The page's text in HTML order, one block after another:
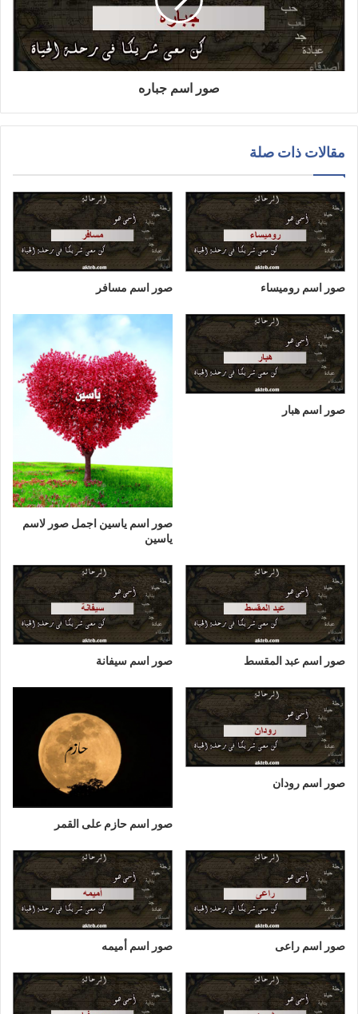
صور اسم جباره
مقالات ذات صلة
صور اسم روميساء صور اسم مسافر
صور اسم هبار
صور اسم ياسين اجمل صور لاسم
ياسين
صور اسم عبد المقسط صور اسم سيفانة
صور اسم رودان
صور اسم حازم على القمر
صور اسم راعى صور اسم أميمه